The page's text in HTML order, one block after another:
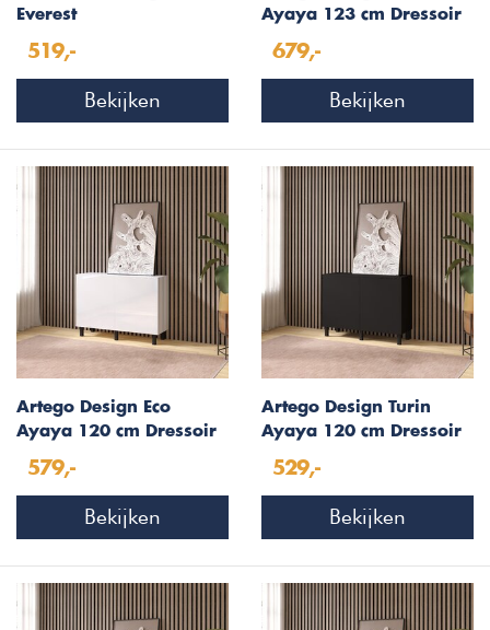
Everest
Dressoir 3-Deuren
519,-
Bekijken
Ayaya 123 cm Dressoir
679,-
Bekijken
Artego Design Eco
Ayaya 120 cm Dressoir
579,-
Bekijken
Artego Design Turin
Ayaya 120 cm Dressoir
529,-
Bekijken